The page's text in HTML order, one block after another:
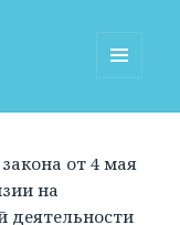
от 4 мая
на
деятельности